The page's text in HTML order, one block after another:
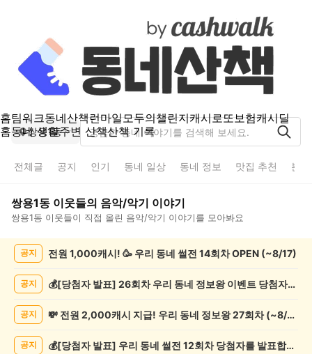
홈팀워크동네산책런마일모두의챌린지캐시로또보험캐시딜
홈동네 생활주변 산책산책 기록
쌍용1동
전체글 공지 인기 동네 일상 동네 정보 맛집 추천 분
쌍용1동 이웃들의 음악/악기 이야기
쌍용1동 이웃들이 직접 올린 음악/악기 이야기를 모아봐요
악/
공지 전원 1,000캐시! 🥳 우리 동네 썰전 14회차 OPEN (~8/17)
공지 💰[당첨자 발표] 26회차 우리 동네 정보왕 이벤트 당첨자를 발표합니다!
공지 💸 전원 2,000캐시 지급! 우리 동네 정보왕 27회차 (~8/10)
공지 💰[당첨자 발표] 우리 동네 썰전 12회차 당첨자를 발표합니다!